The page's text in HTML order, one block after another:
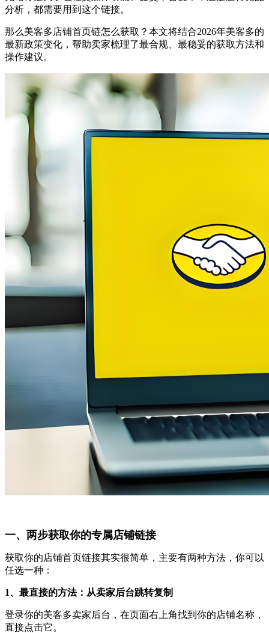
分析，都需要用到这个链接。
那么美客多店铺首页链怎么获取？本文将结合2026年美客多的
最新政策变化，帮助卖家梳理了最合规、最稳妥的获取方法和
操作建议。
一、两步获取你的专属店铺链接
获取你的店铺首页链接其实很简单，主要有两种方法，你可以
任选一种：
1、最直接的方法：从卖家后台跳转复制
登录你的美客多卖家后台，在页面右上角找到你的店铺名称，
直接点击它。